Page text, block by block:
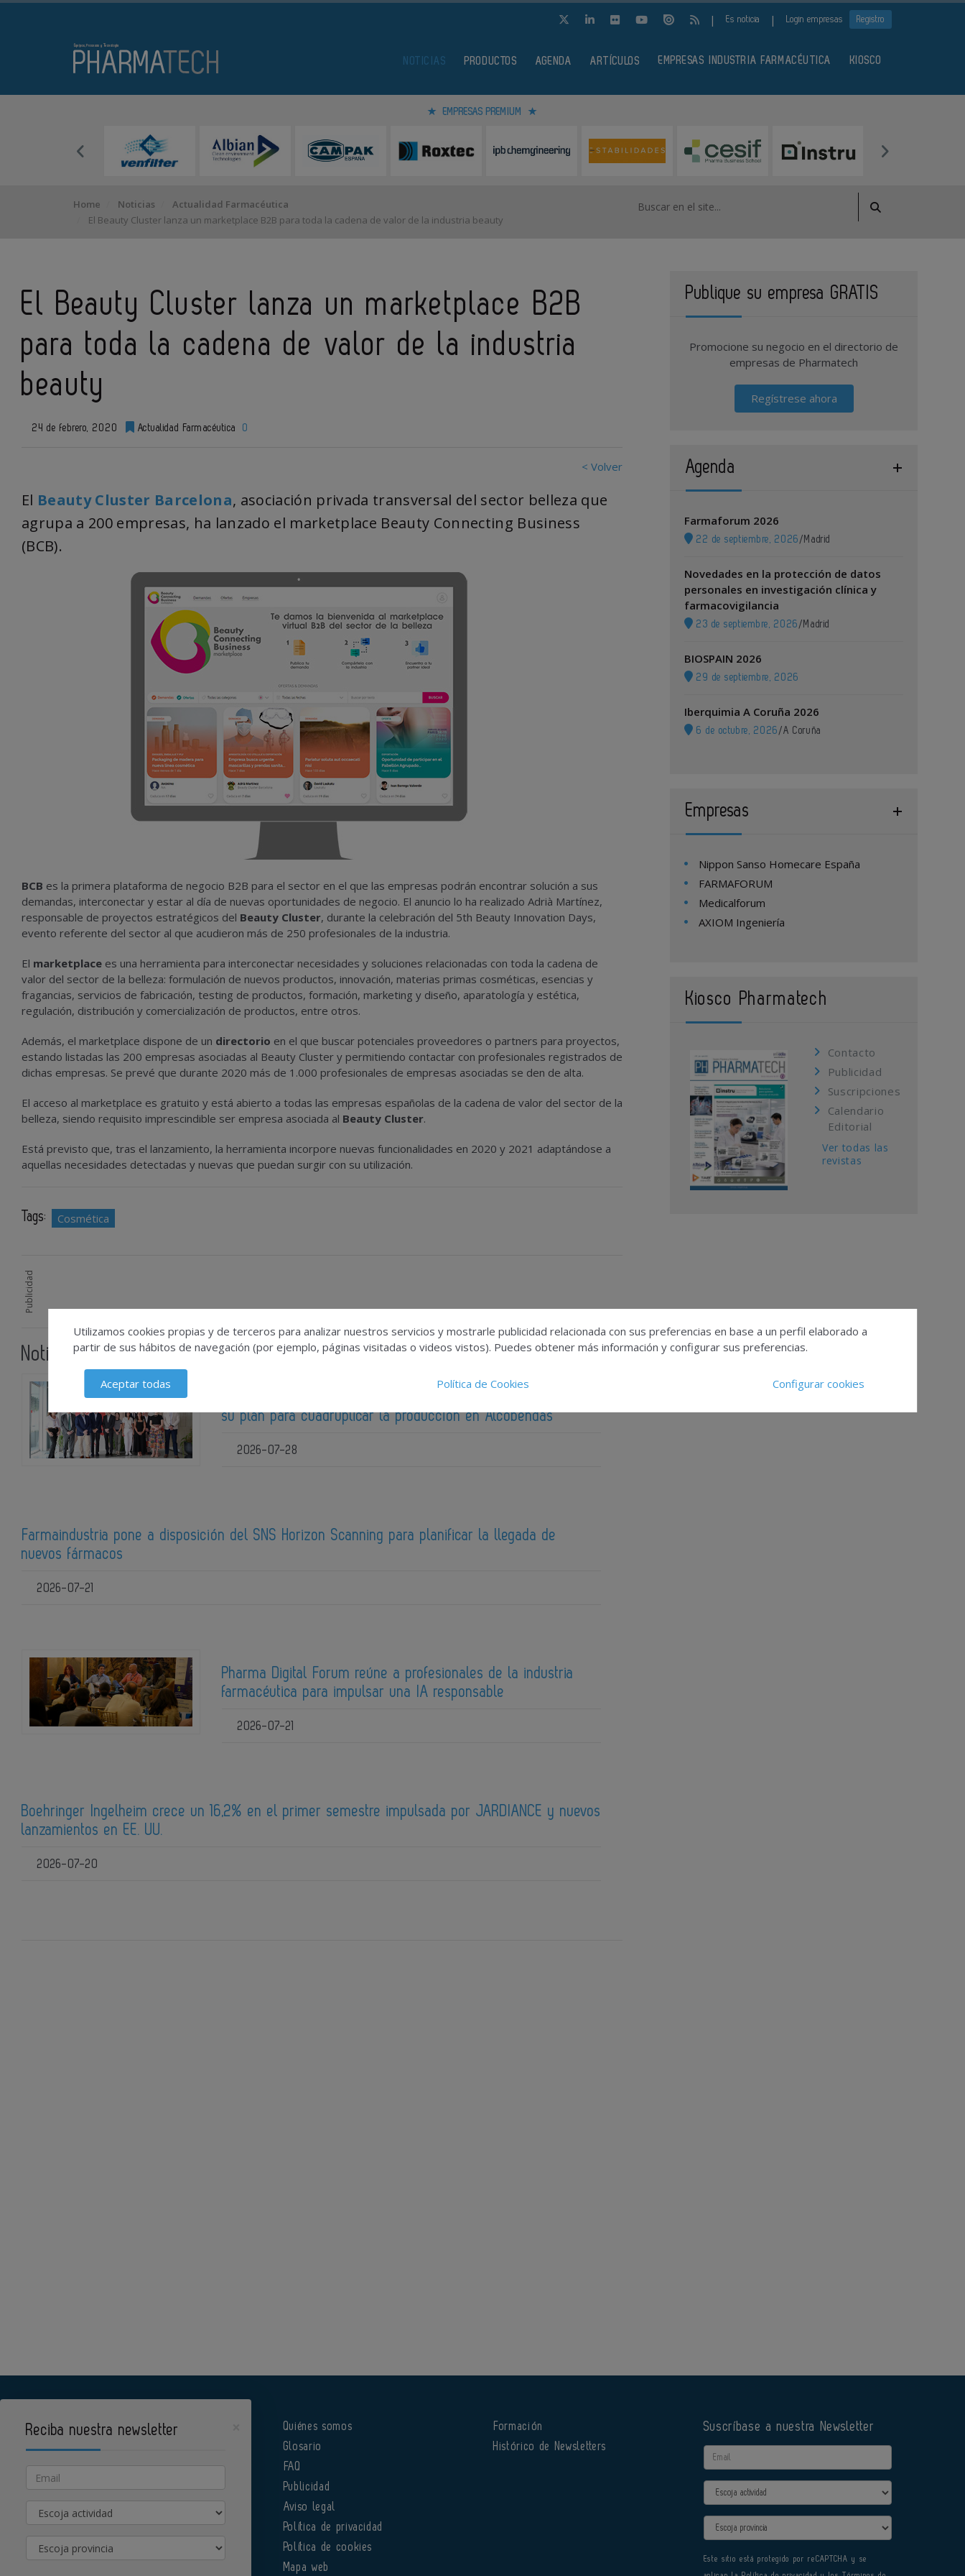
| Es noticia | Login empresas Registro
NOTICIAS PRODUCTOS AGENDA ARTÍCULOS EMPRESAS INDUSTRIA FARMACÉUTICA KIOSCO
EMPRESAS PREMIUM
Home Noticias
Actualidad Farmacéutica
El Beauty Cluster lanza un marketplace B2B para toda la cadena de valor de la industria beauty
El Beauty Cluster lanza un marketplace B2B
para toda la cadena de valor de la industria
beauty
24 de febrero, 2020 Actualidad Farmacéutica 0
< Volver
El Beauty Cluster Barcelona, asociación privada transversal del sector belleza que
agrupa a 200 empresas, ha lanzado el marketplace Beauty Connecting Business
(BCB).
BCB es la primera plataforma de negocio B2B para el sector en el que las empresas podrán encontrar solución a sus
demandas, interconectar y estar al día de nuevas oportunidades de negocio. El anuncio lo ha realizado Adrià Martínez,
responsable de proyectos estratégicos del Beauty Cluster, durante la celebración del 5th Beauty Innovation Days,
evento referente del sector al que acudieron más de 250 profesionales de la industria.
El marketplace es una herramienta para interconectar necesidades y soluciones relacionadas con toda la cadena de
valor del sector de la belleza: formulación de nuevos productos, innovación, materias primas cosméticas, esencias y
fragancias, servicios de fabricación, testing de productos, formación, marketing y diseño, aparatología y estética,
regulación, distribución y comercialización de productos, entre otros.
Además, el marketplace dispone de un directorio en el que buscar potenciales proveedores o partners para proyectos,
estando listadas las 200 empresas asociadas al Beauty Cluster y permitiendo contactar con profesionales registrados de
dichas empresas. Se prevé que durante 2020 más de 1.000 profesionales de empresas asociadas se den de alta.
El acceso al marketplace es gratuito y está abierto a todas las empresas españolas de la cadena de valor del sector de la
belleza, siendo requisito imprescindible ser empresa asociada al Beauty Cluster.
Está previsto que, tras el lanzamiento, la herramienta incorpore nuevas funcionalidades en 2020 y 2021 adaptándose a
aquellas necesidades detectadas y nuevas que puedan surgir con su utilización.
Tags: Cosmética
Publicidad
Noticias relacionadas
su plan para cuadruplicar la producción en Alcobendas
2026-07-28
Farmaindustria pone a disposición del SNS Horizon Scanning para planificar la llegada de
nuevos fármacos
2026-07-21
Pharma Digital Forum reúne a profesionales de la industria
farmacéutica para impulsar una IA responsable
2026-07-21
Boehringer Ingelheim crece un 16,2% en el primer semestre impulsada por JARDIANCE y nuevos
lanzamientos en EE. UU.
2026-07-20
Publique su empresa GRATIS
Promocione su negocio en el directorio de
empresas de Pharmatech
Regístrese ahora
Agenda
Farmaforum 2026
22 de septiembre, 2026 / Madrid
Novedades en la protección de datos
personales en investigación clínica y
farmacovigilancia
23 de septiembre, 2026 / Madrid
BIOSPAIN 2026
29 de septiembre, 2026
Iberquimia A Coruña 2026
6 de octubre, 2026 /A Coruña
Empresas
Nippon Sanso Homecare España
FARMAFORUM
Medicalforum
AXIOM Ingeniería
Kiosco Pharmatech
Contacto
Publicidad
Suscripciones
Calendario
Editorial
Ver todas las
revistas
Órgano institucional de la AEFI
Quiénes somos
Glosario
FAQ
Publicidad
Aviso legal
Política de privacidad
Política de cookies
Mapa web
Formación
Histórico de Newsletters
Suscríbase a nuestra Newsletter
Email
Actividad
Provincia
Este sitio está protegido por reCAPTCHA y se
Utilizamos cookies propias y de terceros para analizar nuestros servicios y mostrarle publicidad relacionada con sus preferencias en base a un perfil elaborado a
partir de sus hábitos de navegación (por ejemplo, páginas visitadas o videos vistos). Puedes obtener más información y configurar sus preferencias.
Aceptar todas Política de Cookies Configurar cookies
Reciba nuestra newsletter
Email
Actividad
Provincia